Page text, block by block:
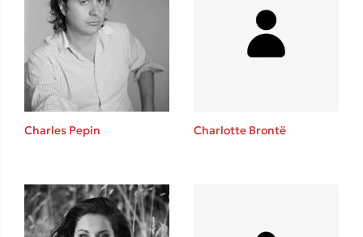
Φυστίκι ΠουΚυλάει
Παύλος Καστανάς
El Sombrero
Στέφανος Ξενάκης
Sebastian Fitzek
Freida McFadden
Mimi Matthews
Benzamin Bécue
Charles Pepin Charlotte Brontë